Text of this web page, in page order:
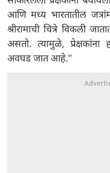
आणि मध्य भारतातील
श्रीरामाची चित्रे विकली
असतो. त्यामुळे, प्रेक्षकांना
अवघड जात आहे."